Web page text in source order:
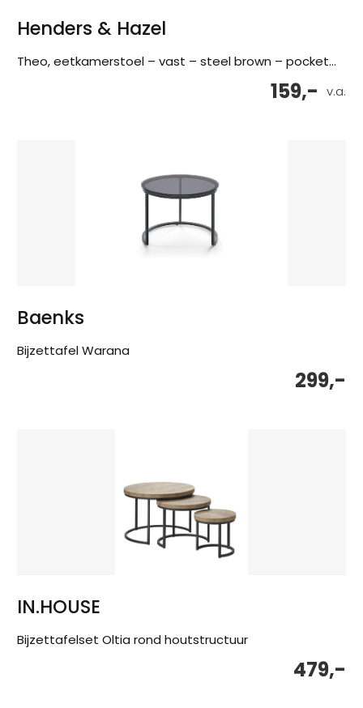
Henders & Hazel
Theo, eetkamerstoel – vast – steel brown – pocket...
v.a.
159,-
Baenks
Bijzettafel Warana
299,-
IN.HOUSE
Bijzettafelset Oltia rond houtstructuur
479,-